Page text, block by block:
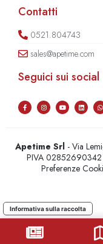
Contatti
0521.804743
sales@apetime.com
Seguici sui social
Apetime Srl - Via
PIVA 02852690342
Preferenze
Informativa sulla raccolta